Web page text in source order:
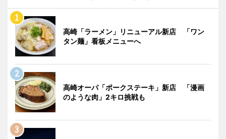
高崎「ラーメン」リニューアル新店 「ワン
タン麺」看板メニューへ
高崎オーパ「ポークステーキ」新店 「漫画
のような肉」2キロ挑戦も